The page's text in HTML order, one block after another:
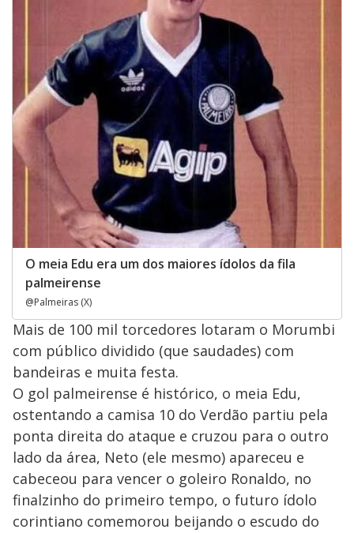
O meia Edu era um dos maiores ídolos da fila
palmeirense
@Palmeiras (X)
Mais de 100 mil torcedores lotaram o Morumbi
com público dividido (que saudades) com
bandeiras e muita festa.
O gol palmeirense é histórico, o meia Edu,
ostentando a camisa 10 do Verdão partiu pela
ponta direita do ataque e cruzou para o outro
lado da área, Neto (ele mesmo) apareceu e
cabeceou para vencer o goleiro Ronaldo, no
finalzinho do primeiro tempo, o futuro ídolo
corintiano comemorou beijando o escudo do